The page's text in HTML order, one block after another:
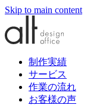
Skip to main content
制作実績
サービス
作業の流れ
お客様の声